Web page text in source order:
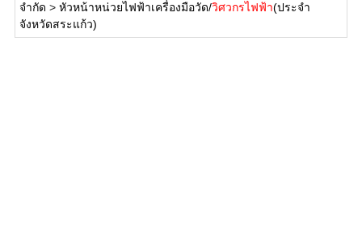
จำกัด > หัวหน้าหน่วยไฟฟ้าเครื่องมือวัด/วิศวกรไฟฟ้า(ประจำ
จังหวัดสระแก้ว)